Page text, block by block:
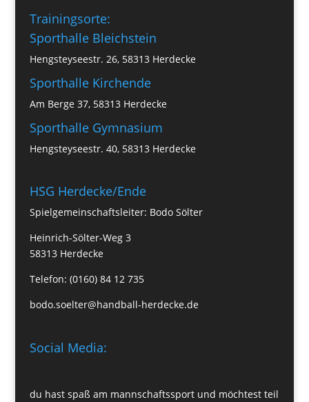
Trainingsorte:
Sporthalle Bleichstein
Hengsteyseestr. 26, 58313 Herdecke
Sporthalle Kirchende
Am Berge 37, 58313 Herdecke
Sporthalle Gymnasium
Hengsteyseestr. 40, 58313 Herdecke
HSG Herdecke/Ende
Spielgemeinschaftsleiter: Bodo Sölter
Heinrich-Sölter-Weg 3
58313 Herdecke
Telefon: (0160) 84 12 735
bodo.soelter@handball-herdecke.de
Social Media:
du hast spaß am mannschaftssport und möchtest teil